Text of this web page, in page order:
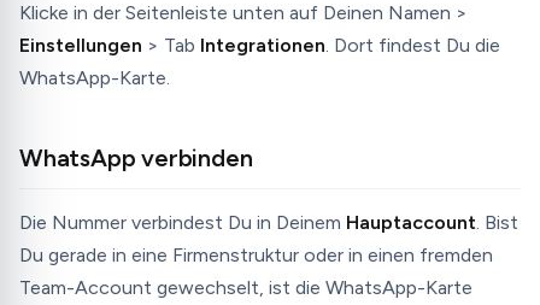
Klicke in der Seitenleiste unten auf Deinen Namen >
Einstellungen > Tab Integrationen. Dort findest Du die
WhatsApp-Karte.
WhatsApp verbinden
Die Nummer verbindest Du in Deinem Hauptaccount. Bist
Du gerade in eine Firmenstruktur oder in einen fremden
Team-Account gewechselt, ist die WhatsApp-Karte